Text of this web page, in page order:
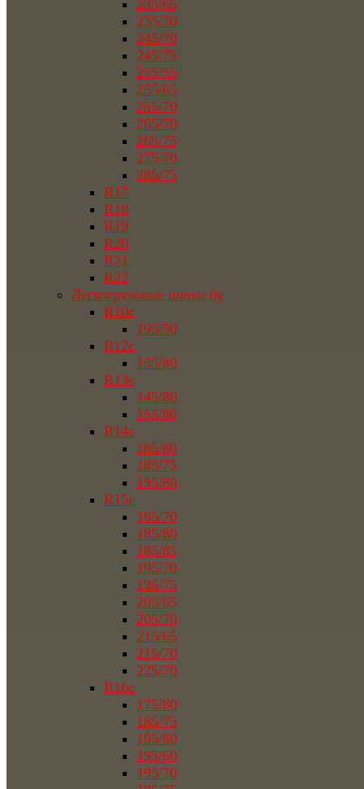
235/65
235/70
245/70
245/75
255/55
255/65
255/70
265/70
265/75
275/70
285/75
R17
R18
R19
R20
R21
R22
Легкогрузовые шины бу
R10c
195/50
R12c
155/80
R13c
145/80
155/80
R14c
185/80
185/75
195/80
R15c
165/70
185/80
185/85
195/70
195/75
205/65
205/70
215/65
215/70
225/70
R16c
175/80
185/75
185/80
195/60
195/70